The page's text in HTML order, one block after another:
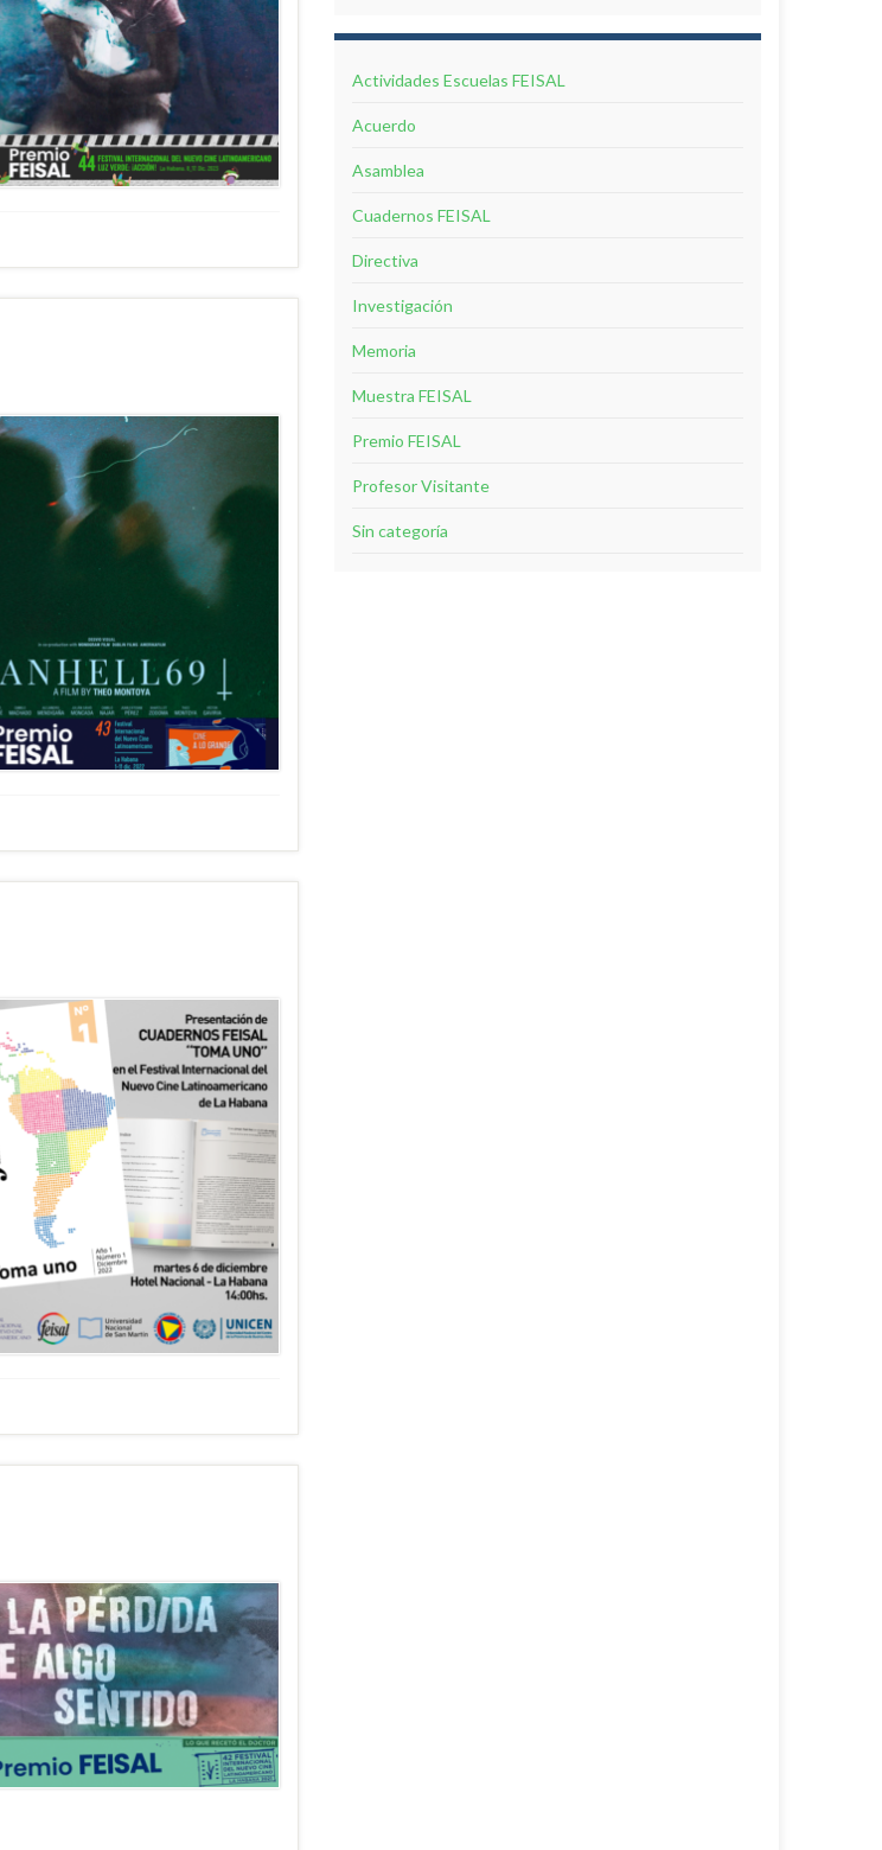
Actividades Escuelas FEISAL
Acuerdo
Asamblea
Cuadernos FEISAL
Directiva
Investigación
Memoria
Muestra FEISAL
Premio FEISAL
Profesor Visitante
Sin categoría